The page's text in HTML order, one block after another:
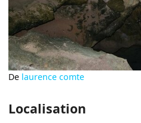
De laurence comte
Localisation